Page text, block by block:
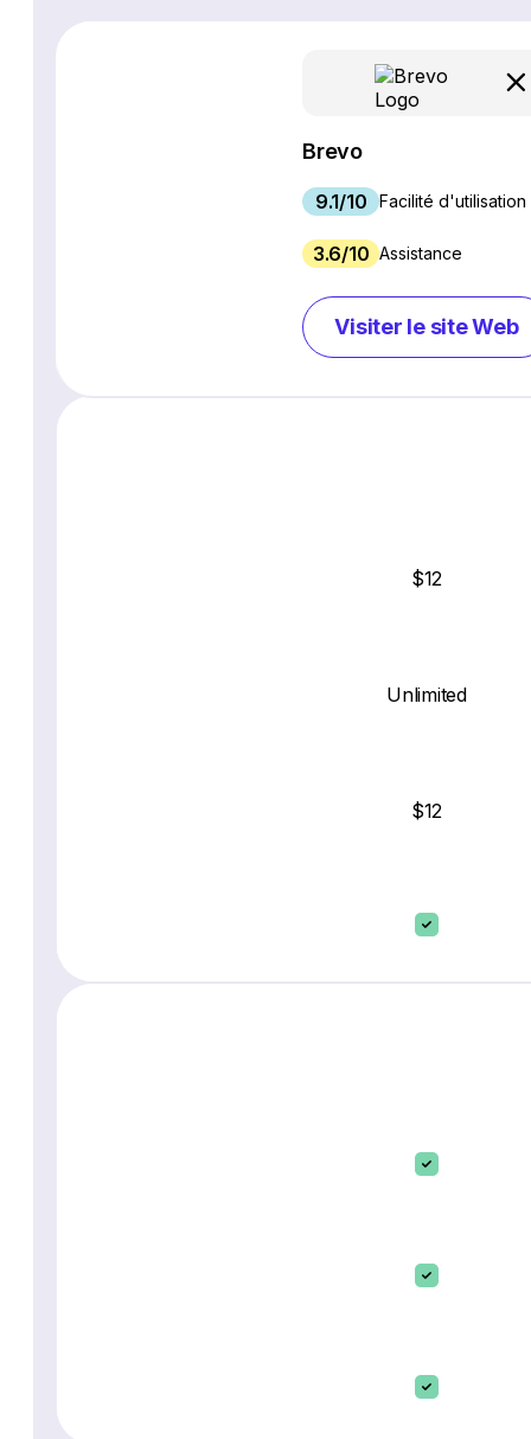
Brevo
9.1/10 Facilité d'utilisation
3.6/10 Assistance
Visiter le site Web
$12
Unlimited
$12